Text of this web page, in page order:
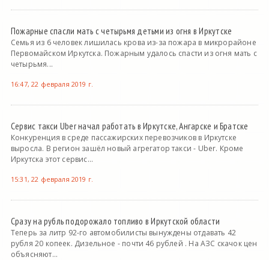
Пожарные спасли мать с четырьмя детьми из огня в Иркутске
Семья из 6 человек лишилась крова из-за пожара в микрорайоне
Первомайском Иркутска. Пожарным удалось спасти из огня мать с
четырьмя...
16:47, 22 февраля 2019 г.
Сервис такси Uber начал работать в Иркутске, Ангарске и Братске
Конкуренция в среде пассажирских перевозчиков в Иркутске
выросла. В регион зашёл новый агрегатор такси - Uber. Кроме
Иркутска этот сервис...
15:31, 22 февраля 2019 г.
Сразу на рубль подорожало топливо в Иркутской области
Теперь за литр 92-го автомобилисты вынуждены отдавать 42
рубля 20 копеек. Дизельное - почти 46 рублей . На АЗС скачок цен
объясняют...